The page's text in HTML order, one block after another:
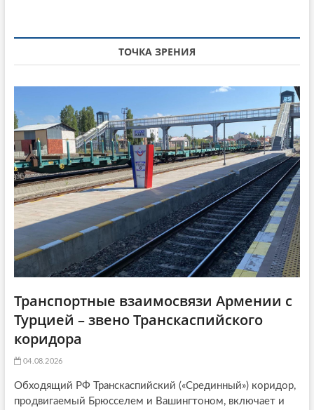
v
t
i
o
n
ь
я
:
я
:
ТОЧКА ЗРЕНИЯ
Транспортные взаимосвязи Армении с
Турцией – звено Транскаспийского
коридора
04.08.2026
Обходящий РФ Транскаспийский («Срединный») коридор,
продвигаемый Брюсселем и Вашингтоном, включает и